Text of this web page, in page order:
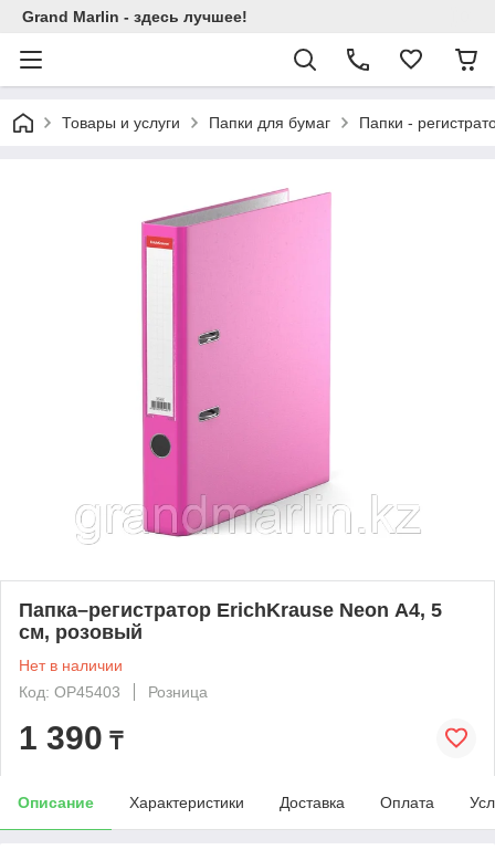
Grand Marlin - здесь лучшее!
Товары и услуги Папки для бумаг Папки -
Папка–регистратор ErichKrause Neon А4, 5
см, розовый
Нет в наличии
Код: OP45403
Розница
1 390 ₸
Описание Характеристики Доставка Оплата